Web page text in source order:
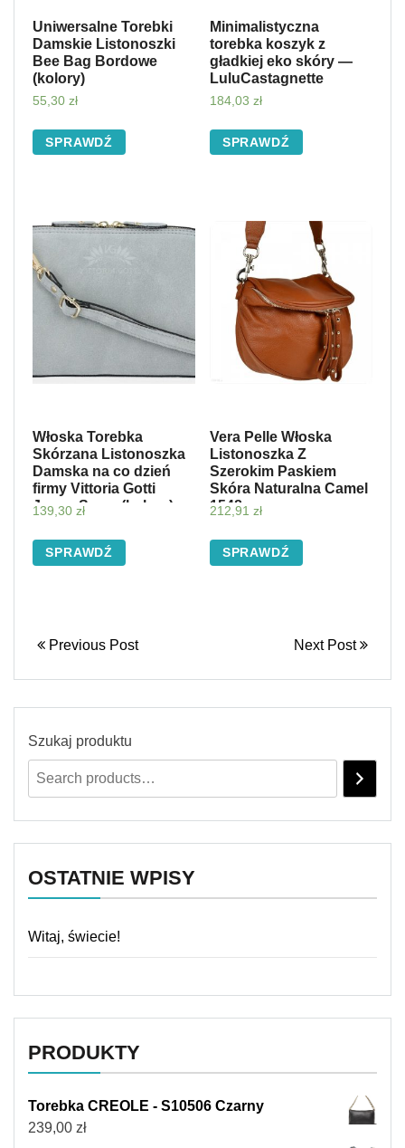
Uniwersalne Torebki
Damskie Listonoszki
Bee Bag Bordowe
(kolory)
55,30 zł
SPRAWDŹ
Minimalistyczna
torebka koszyk z
gładkiej eko skóry —
LuluCastagnette
184,03 zł
SPRAWDŹ
Włoska Torebka
Skórzana Listonoszka
Damska na co dzień
firmy Vittoria Gotti
Jasno Szara (kolory)
139,30 zł
SPRAWDŹ
Vera Pelle Włoska
Listonoszka Z
Szerokim Paskiem
Skóra Naturalna Camel
1548
212,91 zł
SPRAWDŹ
Previous Post Next Post
Szukaj produktu
OSTATNIE WPISY
Witaj, świecie!
PRODUKTY
Torebka CREOLE - S10506 Czarny
239,00 zł